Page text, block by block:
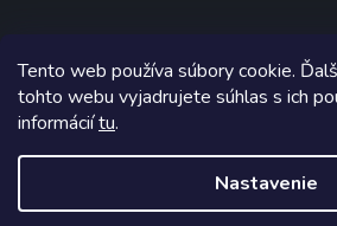
Tento web používa súbory cookie.
tohto webu vyjadrujete súhlas s ich
informáciítu.
Nastavenie
Copyright 2026LAGON SERVIS.
Grafický návrh vytvoril a na Shoptet
Shoptetak.cz.
Vytvoril